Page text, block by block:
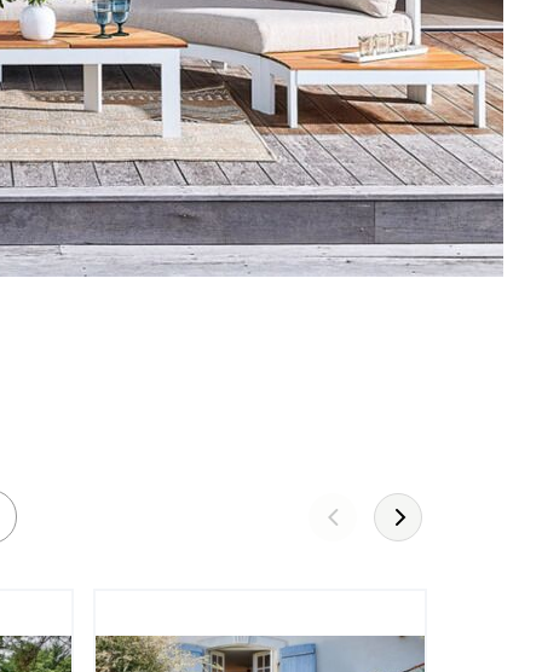
Leather!
JE DÉCOUVRE
DÉCOUVREZ LA COLLECTION 2026